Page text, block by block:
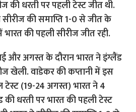
की धरती पर पहली टेस्ट जीत थी.
सीरीज की समाप्ति 1-0 से जीत के
की पहली सीरीज जीत रही.
और अगस्त के दौरान भारत ने इंग्लैंड
खेली. वाडेकर की कप्तानी में इस
(19-24 अगस्त) भारत ने 4
धरती पर भारत की पहली टेस्ट